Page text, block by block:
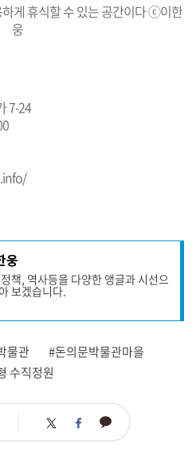
게 휴식할 수 있는 공간이다 ⓒ이한
웅
7-24
웅
책, 역사등을 다양한 앵글과 시선으
보겠습니다.
물관
#돈의문박물관마을
수직정원
트 페 카